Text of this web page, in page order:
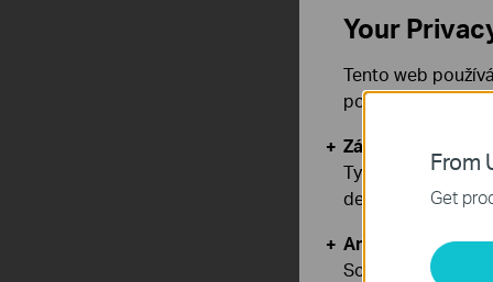
From
Get
Your
Tento web
používáním
Základní cookies
Tyto cookies jsou
deaktivovat.
Analytické a
Soubory cookie